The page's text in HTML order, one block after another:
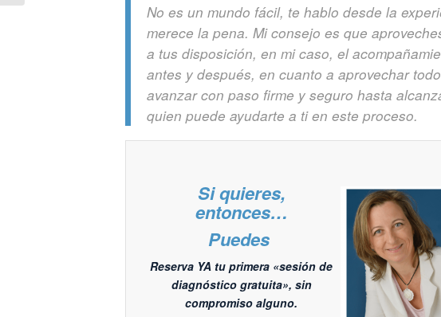
No es un mundo fácil, te hablo desde la
merece la pena. Mi consejo es que
a tus disposición, en mi caso, el
antes y después, en cuanto a aprovechar
avanzar con paso firme y seguro hasta
quien puede ayudarte a ti en este proceso.
Si quieres,
entonces…
Puedes
Reserva YA tu primera «sesión de
diagnóstico gratuita», sin
compromiso alguno.